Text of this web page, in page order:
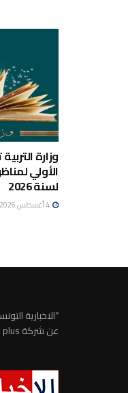
وزارة
الأولي
لسنة 2026
“الاخبارية
عن شركة info – plus